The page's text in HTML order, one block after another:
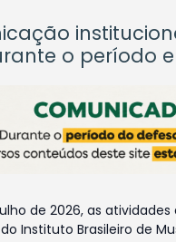
o período
de 2026, as
Instituto Brasileiro de